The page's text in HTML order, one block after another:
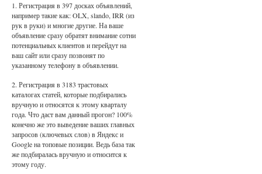
1. Регистрация в 397 досках объявлений,
например такие как: OLX, slando, IRR (из
рук в руки) и многие другие. На ваше
объявление сразу обратят внимание сотни
потенциальных клиентов и перейдут на
ваш сайт или сразу позвонят по
указанному телефону в объявлении.
2. Регистрация в 3183 трастовых
каталогах статей, которые подбирались
вручную и относятся к этому кварталу
года. Что даст вам данный прогон? 100%
конечно же это выведение ваших главных
запросов (ключевых слов) в Яндекс и
Google на топовые позиции. Ведь база так
же подбиралась вручную и относится к
этому году.